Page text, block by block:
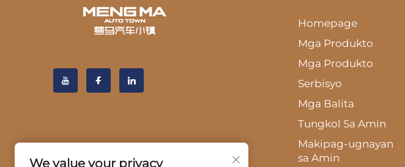
Homepage
Mga Produkto
Mga Produkto
Serbisyo
Mga Balita
Tungkol Sa Amin
Makipag-ugnayan
sa Amin
We value your privacy